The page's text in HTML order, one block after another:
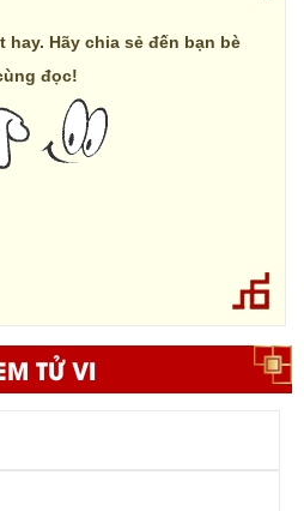
hay. Hãy chia sẻ đến bạn bè
đọc!
TỬ VI